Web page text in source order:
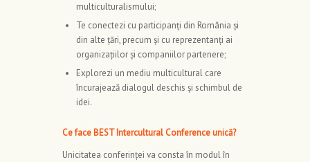
multiculturalismului;
Te conectezi cu participanți din România și
din alte țări, precum și cu reprezentanți ai
organizațiilor și companiilor partenere;
Explorezi un mediu multicultural care
încurajează dialogul deschis și schimbul de
idei.
Ce face BEST Intercultural Conference unică?
Unicitatea conferinței va consta în modul în